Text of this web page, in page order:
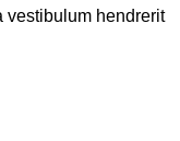
vestibulum hendrerit